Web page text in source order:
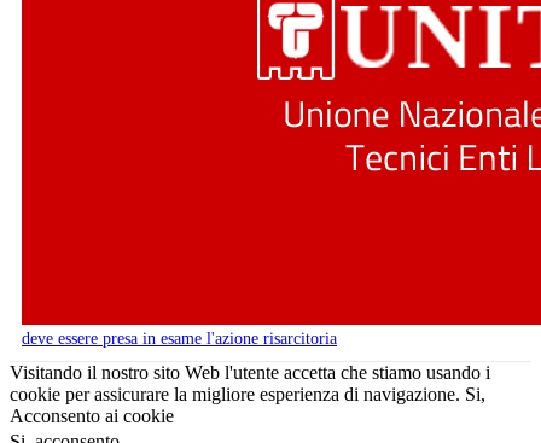
deve essere presa in esame l'azione risarcitoria
Visitando il nostro sito Web l'utente accetta che stiamo usando i
cookie per assicurare la migliore esperienza di navigazione. Si,
Acconsento ai cookie